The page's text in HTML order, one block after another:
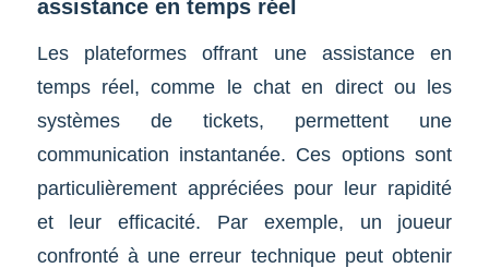
assistance en temps réel
Les plateformes offrant une assistance en
temps réel, comme le chat en direct ou les
systèmes de tickets, permettent une
communication instantanée. Ces options sont
particulièrement appréciées pour leur rapidité
et leur efficacité. Par exemple, un joueur
confronté à une erreur technique peut obtenir